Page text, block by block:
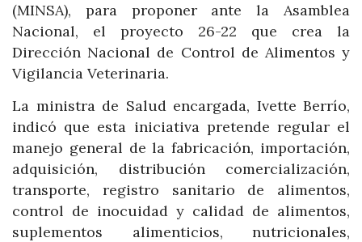
(MINSA), para proponer ante la Asamblea
Nacional, el proyecto 26-22 que crea la
Dirección Nacional de Control de Alimentos y
Vigilancia Veterinaria.
La ministra de Salud encargada, Ivette Berrío,
indicó que esta iniciativa pretende regular el
manejo general de la fabricación, importación,
adquisición, distribución comercialización,
transporte, registro sanitario de alimentos,
control de inocuidad y calidad de alimentos,
suplementos alimenticios, nutricionales,